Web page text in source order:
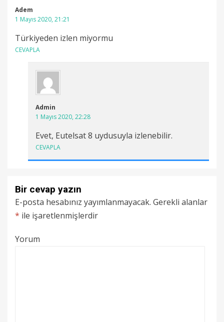
Adem
1 Mayıs 2020, 21:21
Türkiyeden izlen miyormu
CEVAPLA
Admin
1 Mayıs 2020, 22:28
Evet, Eutelsat 8 uydusuyla izlenebilir.
CEVAPLA
Bir cevap yazın
E-posta hesabınız yayımlanmayacak. Gerekli alanlar
* ile işaretlenmişlerdir
Yorum